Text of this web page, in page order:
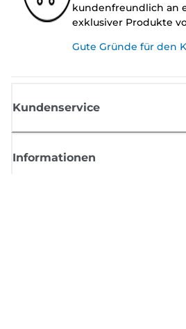
kundenfreundlich an
exklusiver Produkte
Gute Gründe für den
Kundenservice
Informationen